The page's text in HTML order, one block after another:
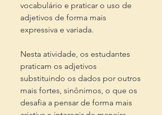
vocabulário e praticar o uso de
adjetivos de forma mais
expressiva e variada.
Nesta atividade, os estudantes
praticam os adjetivos
substituindo os dados por outros
mais fortes, sinônimos, o que os
desafia a pensar de forma mais